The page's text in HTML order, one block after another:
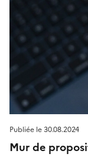
Publiée le30.08.2024
Mur de